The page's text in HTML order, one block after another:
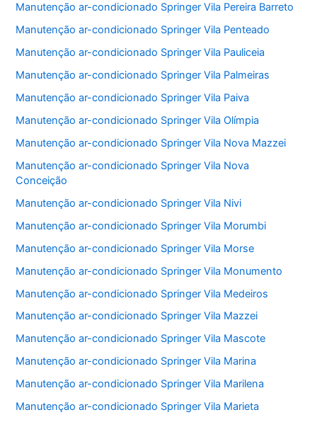
Manutenção ar-condicionado Springer Vila Pereira Barreto
Manutenção ar-condicionado Springer Vila Penteado
Manutenção ar-condicionado Springer Vila Pauliceia
Manutenção ar-condicionado Springer Vila Palmeiras
Manutenção ar-condicionado Springer Vila Paiva
Manutenção ar-condicionado Springer Vila Olímpia
Manutenção ar-condicionado Springer Vila Nova Mazzei
Manutenção ar-condicionado Springer Vila Nova
Conceição
Manutenção ar-condicionado Springer Vila Nivi
Manutenção ar-condicionado Springer Vila Morumbi
Manutenção ar-condicionado Springer Vila Morse
Manutenção ar-condicionado Springer Vila Monumento
Manutenção ar-condicionado Springer Vila Medeiros
Manutenção ar-condicionado Springer Vila Mazzei
Manutenção ar-condicionado Springer Vila Mascote
Manutenção ar-condicionado Springer Vila Marina
Manutenção ar-condicionado Springer Vila Marilena
Manutenção ar-condicionado Springer Vila Marieta